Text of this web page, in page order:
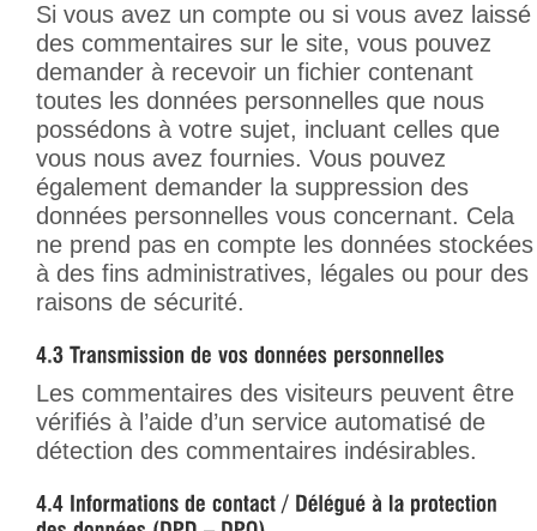
Si vous avez un compte ou si vous avez laissé
des commentaires sur le site, vous pouvez
demander à recevoir un fichier contenant
toutes les données personnelles que nous
possédons à votre sujet, incluant celles que
vous nous avez fournies. Vous pouvez
également demander la suppression des
données personnelles vous concernant. Cela
ne prend pas en compte les données stockées
à des fins administratives, légales ou pour des
raisons de sécurité.
Les commentaires des visiteurs peuvent être
vérifiés à l’aide d’un service automatisé de
détection des commentaires indésirables.